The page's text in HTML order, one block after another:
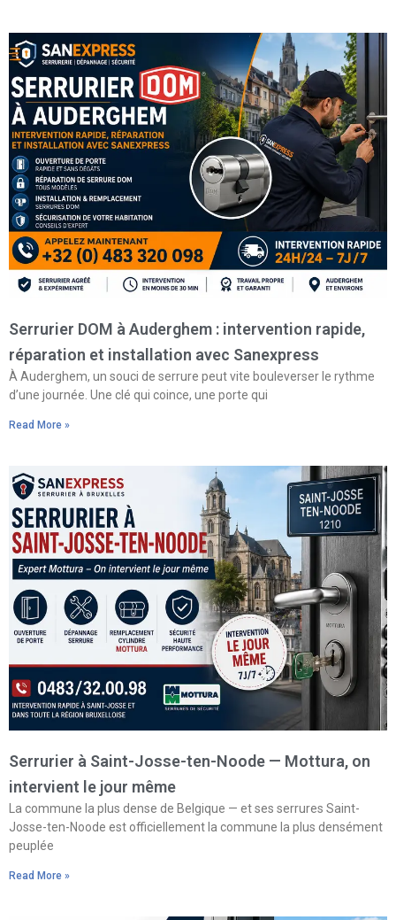
Serrurier DOM à Auderghem : intervention rapide,
réparation et installation avec Sanexpress
À Auderghem, un souci de serrure peut vite bouleverser le rythme
d’une journée. Une clé qui coince, une porte qui
Read More »
Serrurier à Saint-Josse-ten-Noode — Mottura, on
intervient le jour même
La commune la plus dense de Belgique — et ses serrures Saint-
Josse-ten-Noode est officiellement la commune la plus densément
peuplée
Read More »